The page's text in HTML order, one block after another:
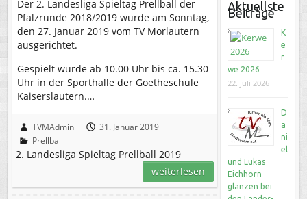
Der 2. Landesliga Spieltag Prellball der
Pfalzrunde 2018/2019 wurde am Sonntag,
den 27. Januar 2019 vom TV Morlautern
ausgerichtet.
Gespielt wurde ab 10.00 Uhr bis ca. 15.30
Uhr in der Sporthalle der Goetheschule
Kaiserslautern.…
TVMAdmin
31. Januar 2019
Prellball
2. Landesliga Spieltag Prellball 2019
weiterlesen
Aktuellste
Beiträge
K
e
r
we 2026
22. Juli 2026
D
a
ni
el
und Lukas
Eichhorn
glänzen bei